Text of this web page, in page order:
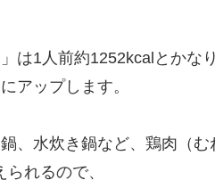
は1人前約1252kcalとかな
アップします。
、水炊き鍋など、鶏肉（
れるので、